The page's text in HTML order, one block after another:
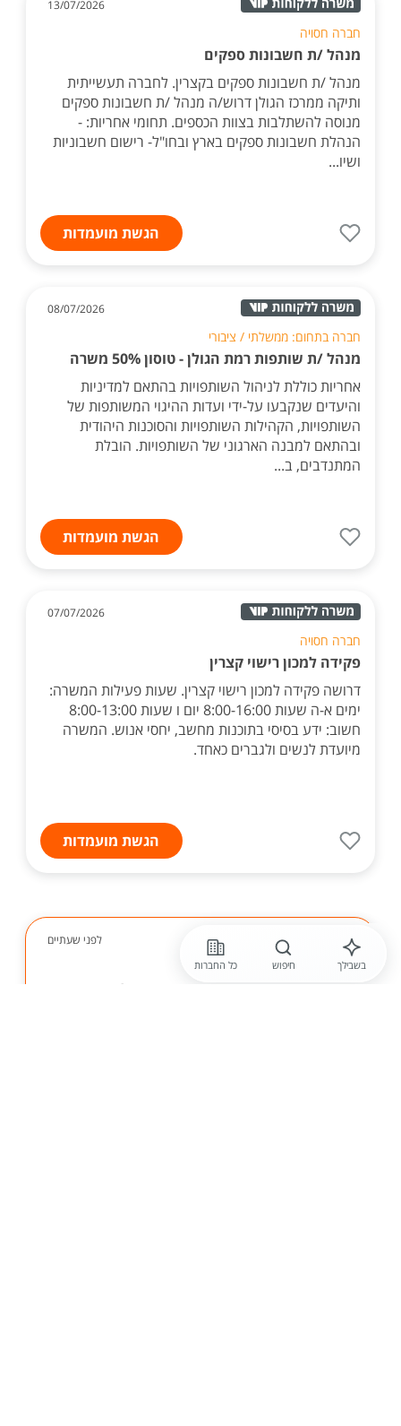
13/07/2026
חברה חסויה
מנהל /ת חשבונות ספקים
מנהל /ת חשבונות ספקים בקצרין. לחברה תעשייתית
ותיקה ממרכז הגולן דרוש/ה מנהל /ת חשבונות ספקים
מנוסה להשתלבות בצוות הכספים. תחומי אחריות: -
הנהלת חשבונות ספקים בארץ ובחו"ל- רישום חשבוניות
ושיו...
הגשת מועמדות
08/07/2026
חברה בתחום: ממשלתי / ציבורי
מנהל /ת שותפות רמת הגולן - טוסון 50% משרה
אחריות כוללת לניהול השותפויות בהתאם למדיניות
והיעדים שנקבעו על-ידי ועדות ההיגוי המשותפות של
השותפויות, הקהילות השותפויות והסוכנות היהודית
ובהתאם למבנה הארגוני של השותפויות. הובלת
המתנדבים, ב...
הגשת מועמדות
07/07/2026
חברה חסויה
פקידה למכון רישוי קצרין
דרושה פקידה למכון רישוי קצרין. שעות פעילות המשרה:
ימים א-ה שעות 8:00-16:00 יום ו שעות 8:00-13:00
חשוב: ידע בסיסי בתוכנות מחשב, יחסי אנוש. המשרה
מיועדת לנשים ולגברים כאחד.
הגשת מועמדות
לפני שעתיים
בנק לאומי
בנקאי /ת מבואה לסניפי בנק לאומי
בשבילך חיפוש כל החברות